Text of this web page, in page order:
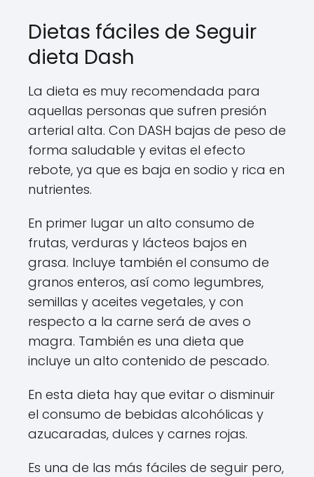
Dietas fáciles de Seguir
dieta Dash
La dieta es muy recomendada para
aquellas personas que sufren presión
arterial alta. Con DASH bajas de peso de
forma saludable y evitas el efecto
rebote, ya que es baja en sodio y rica en
nutrientes.
En primer lugar un alto consumo de
frutas, verduras y lácteos bajos en
grasa. Incluye también el consumo de
granos enteros, así como legumbres,
semillas y aceites vegetales, y con
respecto a la carne será de aves o
magra. También es una dieta que
incluye un alto contenido de pescado.
En esta dieta hay que evitar o disminuir
el consumo de bebidas alcohólicas y
azucaradas, dulces y carnes rojas.
Es una de las más fáciles de seguir pero,